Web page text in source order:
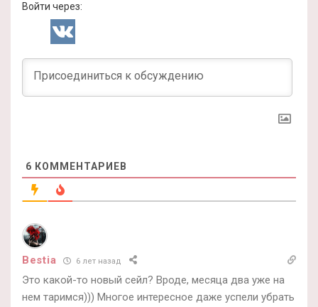
Войти через:
6 КОММЕНТАРИЕВ
Bestia 6 лет назад
Это какой-то новый сейл? Вроде, месяца два уже на
нем таримся))) Многое интересное даже успели убрать